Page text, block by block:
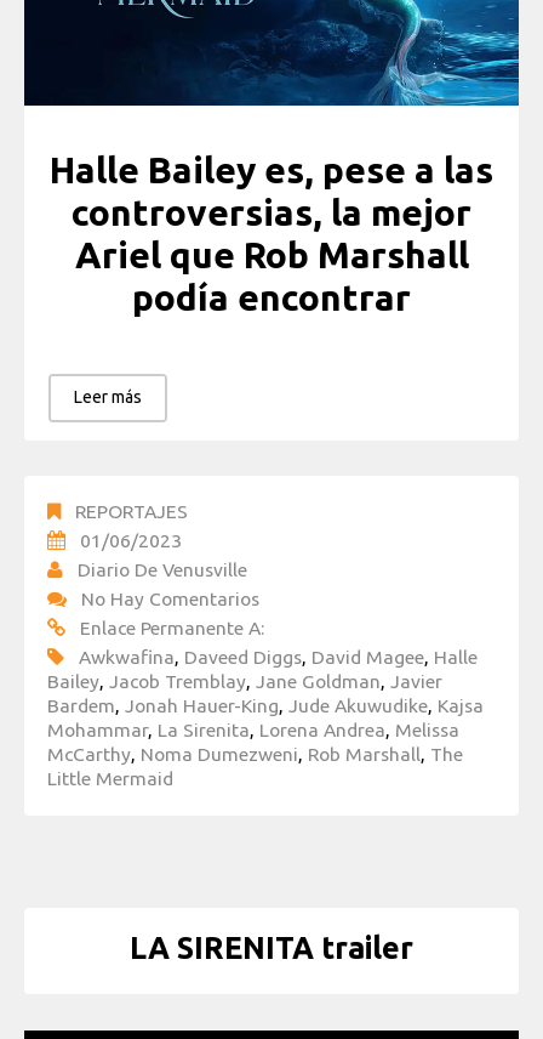
Halle Bailey es, pese a las
controversias, la mejor
Ariel que Rob Marshall
podía encontrar
Leer más
REPORTAJES
01/06/2023
Diario De Venusville
No Hay Comentarios
Enlace Permanente A:
Awkwafina, Daveed Diggs, David Magee, Halle
Bailey, Jacob Tremblay, Jane Goldman, Javier
Bardem, Jonah Hauer-King, Jude Akuwudike, Kajsa
Mohammar, La Sirenita, Lorena Andrea, Melissa
McCarthy, Noma Dumezweni, Rob Marshall, The
Little Mermaid
LA SIRENITA trailer